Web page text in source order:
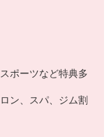
ポーツなど特典多
ン、スパ、ジム割